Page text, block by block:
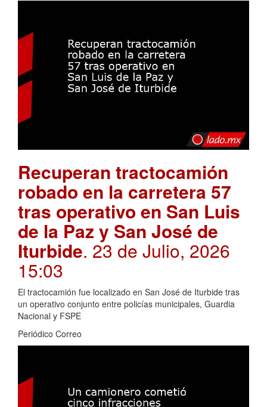
Recuperan tractocamión
robado en la carretera 57
tras operativo en San Luis
de la Paz y San José de
Iturbide. 23 de Julio, 2026
15:03
El tractocamión fue localizado en San José de Iturbide tras
un operativo conjunto entre policías municipales, Guardia
Nacional y FSPE
Periódico Correo